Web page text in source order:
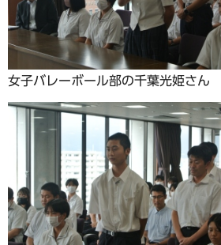
女子バレーボール部の千葉光姫さん